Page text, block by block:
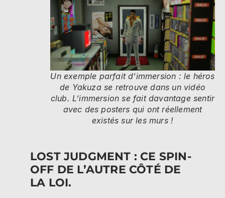
Un exemple parfait d’immersion : le héros
de Yakuza se retrouve dans un vidéo
club. L’immersion se fait davantage sentir
avec des posters qui ont réellement
existés sur les murs !
LOST JUDGMENT : CE SPIN-
OFF DE L’AUTRE CÔTÉ DE
LA LOI.